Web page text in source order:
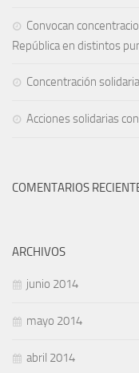
Convocan
República en distintos
Concentración
Acciones solidarias
COMENTARIOS
ARCHIVOS
junio 2014
mayo 2014
abril 2014